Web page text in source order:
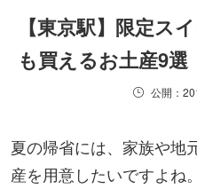
【東京駅】限定ス
も買えるお土産9選
公開：
夏の帰省には、家族や地
産を用意したいですよね